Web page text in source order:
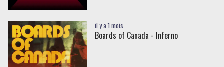
il y a 1 mois
Boards of Canada - Inferno